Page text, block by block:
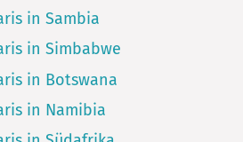
in Sambia
in Simbabwe
in Botswana
in Namibia